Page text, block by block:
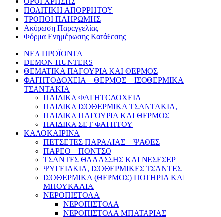
ΠΟΛΙΤΙΚΗ ΑΠΟΡΡΗΤΟΥ
ΤΡΟΠΟΙ ΠΛΗΡΩΜΗΣ
Ακύρωση Παραγγελίας
Φόρμα Ενημέρωσης Κατάθεσης
ΝΕΑ ΠΡΟΪΟΝΤΑ
DEMON HUNTERS
ΘΕΜΑΤΙΚΑ ΠΑΓΟΥΡΙΑ ΚΑΙ ΘΕΡΜΟΣ
ΦΑΓΗΤΟΔΟΧΕΙΑ – ΘΕΡΜΟΣ – ΙΣΟΘΕΡΜΙΚΑ
ΤΣΑΝΤΑΚΙΑ
ΠΑΙΔΙΚΑ ΦΑΓΗΤΟΔΟΧΕΙΑ
ΠΑΙΔΙΚΑ ΙΣΟΘΕΡΜΙΚΑ ΤΣΑΝΤΑΚΙΑ,
ΠΑΙΔΙΚΑ ΠΑΓΟΥΡΙΑ ΚΑΙ ΘΕΡΜΟΣ
ΠΑΙΔΙΚΑ ΣΕΤ ΦΑΓΗΤΟΥ
ΚΑΛΟΚΑΙΡΙΝΑ
ΠΕΤΣΕΤΕΣ ΠΑΡΑΛΙΑΣ – ΨΑΘΕΣ
ΠΑΡΕΟ – ΠΟΝΤΣΟ
ΤΣΑΝΤΕΣ ΘΑΛΑΣΣΗΣ ΚΑΙ ΝΕΣΕΣΕΡ
ΨΥΓΕΙΑΚΙΑ, ΙΣΟΘΕΡΜΙΚΕΣ ΤΣΑΝΤΕΣ
ΙΣΟΘΕΡΜΙΚΑ (ΘΕΡΜΟΣ) ΠΟΤΗΡΙΑ ΚΑΙ
ΜΠΟΥΚΑΛΙΑ
ΝΕΡΟΠΙΣΤΟΛΑ
ΝΕΡΟΠΙΣΤΟΛΑ
ΝΕΡΟΠΙΣΤΟΛΑ ΜΠΑΤΑΡΙΑΣ